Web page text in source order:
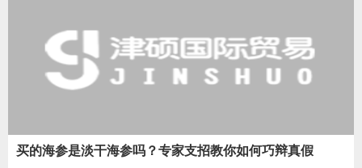
买的海参是淡干海参吗？专家支招教你如何巧辩真假